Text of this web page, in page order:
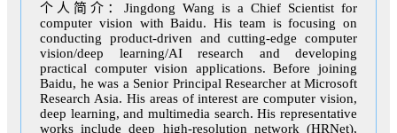
个人简介：Jingdong Wang is a Chief Scientist for
computer vision with Baidu. His team is focusing on
conducting product-driven and cutting-edge computer
vision/deep learning/AI research and developing
practical computer vision applications. Before joining
Baidu, he was a Senior Principal Researcher at Microsoft
Research Asia. His areas of interest are computer vision,
deep learning, and multimedia search. His representative
works include deep high-resolution network (HRNet),